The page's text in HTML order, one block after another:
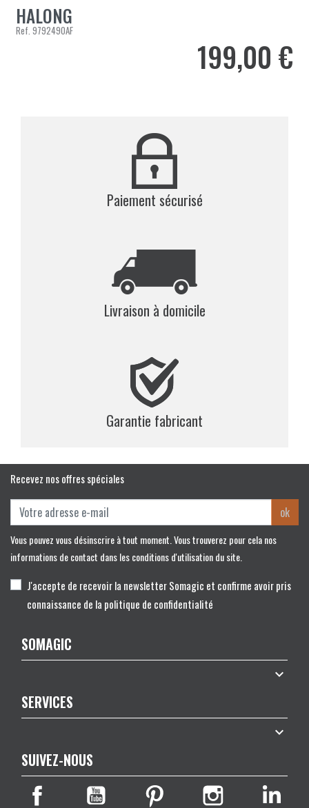
HALONG
Ref. 9792490AF
Prix
199,00 €
Paiement sécurisé
Livraison à domicile
Garantie fabricant
Recevez nos offres spéciales
ok
Vous pouvez vous désinscrire à tout moment. Vous trouverez pour cela nos
informations de contact dans les conditions d'utilisation du site.
J'accepte de recevoir la newsletter Somagic et confirme avoir pris
connaissance de la politique de confidentialité
SOMAGIC

SERVICES

SUIVEZ-NOUS